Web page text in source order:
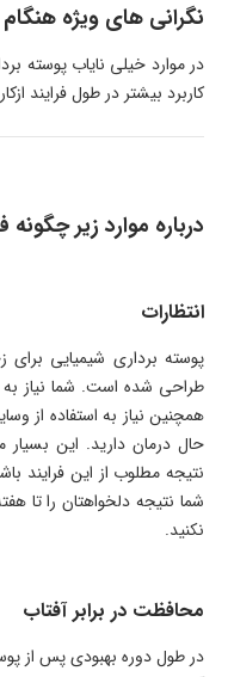
نگرانی های ویژه
در موارد خیلی نایاب پوسته
کاربرد بیشتر در طول فرایند
درباره موارد زیر
انتظارات
پوسته برداری شیمیایی
طراحی شده است. شما نیاز به
همچنین نیاز به استفاده از
حال درمان دارید. این
نتیجه مطلوب از این فرایند
شما نتیجه دلخواهتان را تا
نکنید.
محافظت در برابر آفتاب
در طول دوره بهبودی پس از